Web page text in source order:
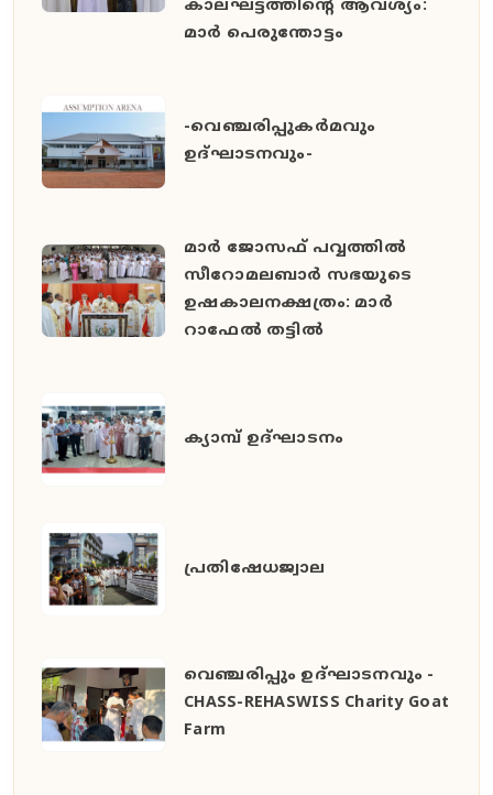
കാലഘട്ടത്തിൻ്റെ ആവശ്യം:
മാർ പെരുന്തോട്ടം
-വെഞ്ചരിപ്പുകർമവും
ഉദ്ഘാടനവും-
മാർ ജോസഫ് പവ്വത്തിൽ
സീറോമലബാർ സഭയുടെ
ഉഷകാലനക്ഷത്രം: മാർ
റാഫേൽ തട്ടിൽ
ക്യാമ്പ് ഉദ്ഘാടനം
പ്രതിഷേധജ്വാല
വെഞ്ചരിപ്പും ഉദ്ഘാടനവും -
CHASS-REHASWISS Charity Goat
Farm